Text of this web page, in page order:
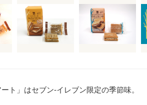
ト」はセブン-イレブン限定の季節味。